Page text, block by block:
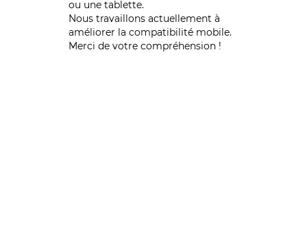
ou une tablette.
Nous travaillons actuellement à
améliorer la compatibilité mobile.
Merci de votre compréhension !